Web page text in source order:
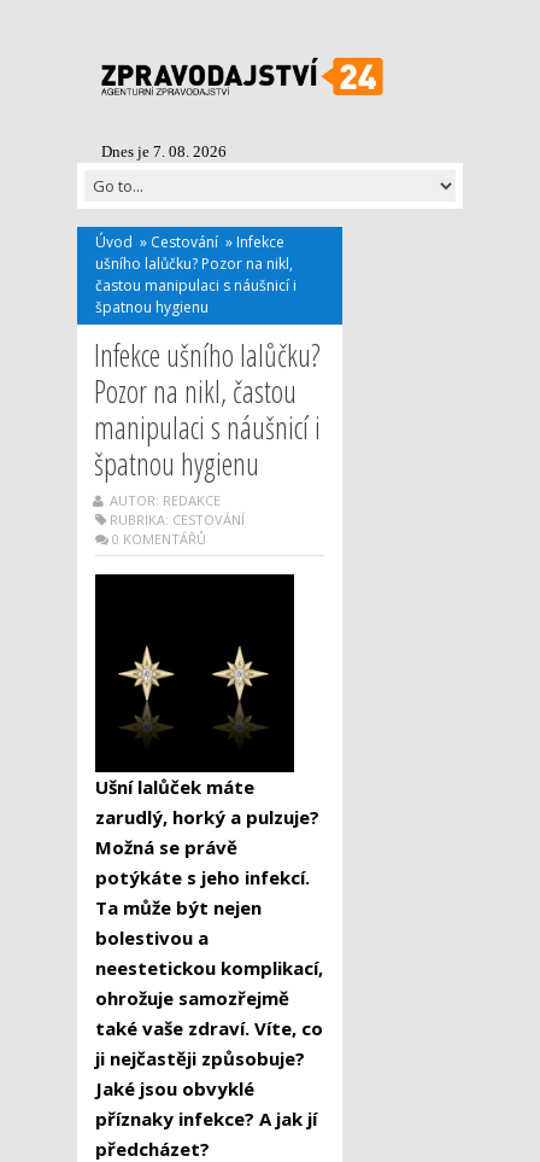
Dnes je 7. 08. 2026
Úvod » Cestování » Infekce
ušního lalůčku? Pozor na nikl,
častou manipulaci s náušnicí i
špatnou hygienu
Infekce ušního lalůčku?
Pozor na nikl, častou
manipulaci s náušnicí i
špatnou hygienu
AUTOR: REDAKCE
RUBRIKA: CESTOVÁNÍ
0 KOMENTÁŘŮ
Ušní lalůček máte
zarudlý, horký a pulzuje?
Možná se právě
potýkáte s jeho infekcí.
Ta může být nejen
bolestivou a
neestetickou komplikací,
ohrožuje samozřejmě
také vaše zdraví. Víte, co
ji nejčastěji způsobuje?
Jaké jsou obvyklé
příznaky infekce? A jak jí
předcházet?